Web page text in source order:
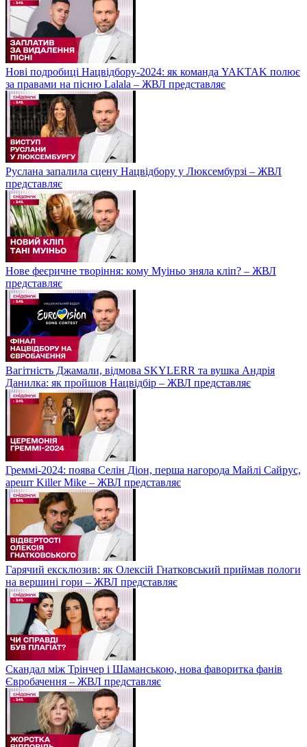
Нові подробиці Нацвідбору-2024: як команда YAKTAK полює
за правами на пісню Lalala – ЖВЛ представляє
Руслана запалила сцену Нацвідбору у Люксембурзі – ЖВЛ
представляє
Нове феєричне творіння: кому Муіньо зняла кліп? – ЖВЛ
представляє
Вагітність Джамали, відмова SKYLERR та вушка Андрія
Данилка: як пройшов Нацвідбір – ЖВЛ представляє
Греммі-2024: поява Селін Діон, перша нагорода Майлі Сайрус,
арешт Killer Mike – ЖВЛ представляє
Гарячий ексклюзив: як Олексій Гнатковський приймав пологи
на вершині гори – ЖВЛ представляє
Скандал між Трінчер і Шаманською, нова фаворитка фанів
Євробачення – ЖВЛ представляє